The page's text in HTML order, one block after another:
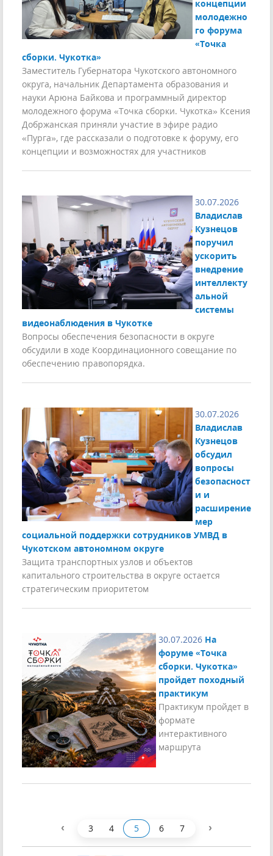
концепции
молодежно
го форума
«Точка
сборки. Чукотка»
Заместитель Губернатора Чукотского автономного
округа, начальник Департамента образования и
науки Арюна Байкова и программный директор
молодежного форума «Точка сборки. Чукотка» Ксения
Добржанская приняли участие в эфире радио
«Пурга», где рассказали о подготовке к форуму, его
концепции и возможностях для участников
30.07.2026
Владислав
Кузнецов
поручил
ускорить
внедрение
интеллекту
альной
системы
видеонаблюдения в Чукотке
Вопросы обеспечения безопасности в округе
обсудили в ходе Координационного совещание по
обеспечению правопорядка.
30.07.2026
Владислав
Кузнецов
обсудил
вопросы
безопасност
и и
расширение
мер
социальной поддержки сотрудников УМВД в
Чукотском автономном округе
Защита транспортных узлов и объектов
капитального строительства в округе остается
стратегическим приоритетом
30.07.2026 На
форуме «Точка
сборки. Чукотка»
пройдет походный
практикум
Практикум пройдет в
формате
интерактивного
маршрута
‹ 3 4 5 6 7 ›